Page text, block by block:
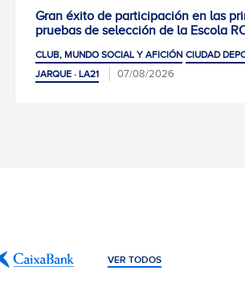
éxito de participación en las primeras
de selección de la Escola RCDE
MUNDO SOCIAL Y AFICIÓN CIUDAD DEPORTIVA DANI
· LA21
07/08/2026
VER TODOS